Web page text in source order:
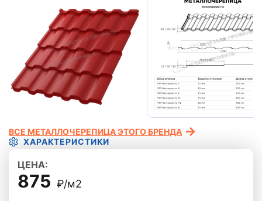
ХАРАКТЕРИСТИКИ
ВСЕ МЕТАЛЛОЧЕРЕПИЦА ЭТОГО БРЕНДА
ЦЕНА:
875 ₽/м2